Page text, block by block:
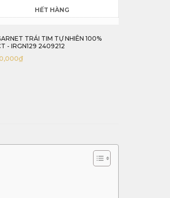
HẾT HÀNG
TRÁI TIM TỰ NHIÊN 100%
- IRGN129 2409212
₫